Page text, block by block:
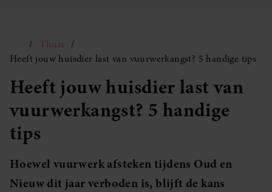
Thuis
Heeft jouw huisdier last van vuurwerkangst? 5 handige tips
Heeft jouw huisdier last van
vuurwerkangst? 5 handige
tips
Hoewel vuurwerk afsteken tijdens Oud en
Nieuw dit jaar verboden is, blijft de kans